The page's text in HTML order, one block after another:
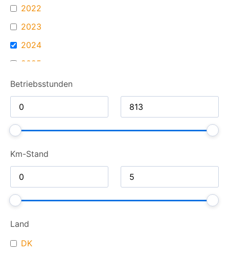
2022
2023
2024
2025
2026
Betriebsstunden
Km-Stand
Land
DK